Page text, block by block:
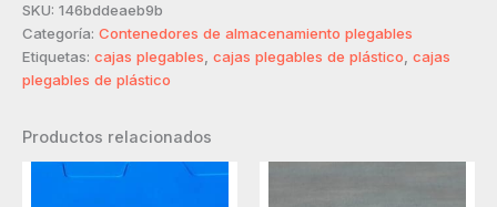
SKU: 146bddeaeb9b
Categoría: Contenedores de almacenamiento plegables
Etiquetas: cajas plegables, cajas plegables de plástico, cajas
plegables de plástico
Productos relacionados